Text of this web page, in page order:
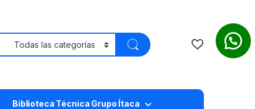
Biblioteca Técnica Grupo Ítaca